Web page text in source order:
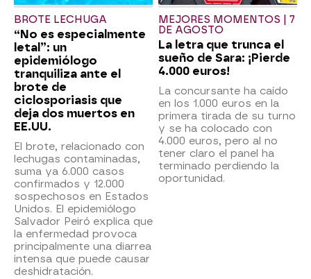
BROTE LECHUGA
“No es especialmente
letal”: un
epidemiólogo
tranquiliza ante el
brote de
ciclosporiasis que
deja dos muertos en
EE.UU.
El brote, relacionado con
lechugas contaminadas,
suma ya 6.000 casos
confirmados y 12.000
sospechosos en Estados
Unidos. El epidemiólogo
Salvador Peiró explica que
la enfermedad provoca
principalmente una diarrea
intensa que puede causar
deshidratación.
MEJORES MOMENTOS | 7
DE AGOSTO
La letra que trunca el
sueño de Sara: ¡Pierde
4.000 euros!
La concursante ha caído
en los 1.000 euros en la
primera tirada de su turno
y se ha colocado con
4.000 euros, pero al no
tener claro el panel ha
terminado perdiendo la
oportunidad.